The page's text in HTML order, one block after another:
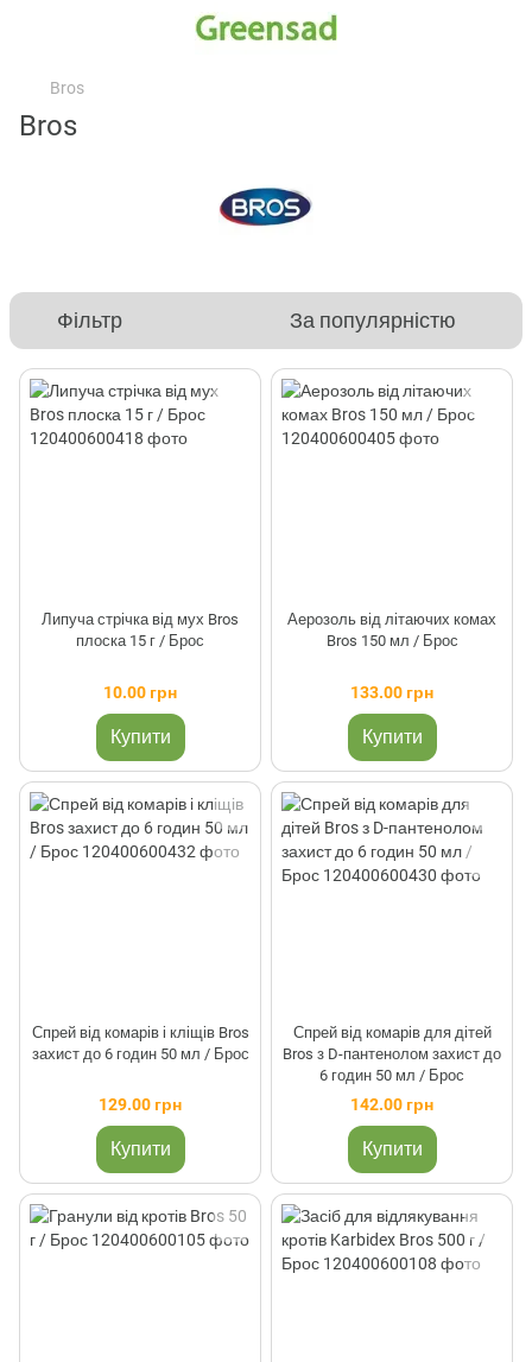
Bros
Bros
Фільтр За популярністю
Липуча стрічка від мух Bros
плоска 15 г / Брос
10.00 грн
Купити
Аерозоль від літаючих комах
Bros 150 мл / Брос
133.00 грн
Купити
Спрей від комарів і кліщів Bros
захист до 6 годин 50 мл / Брос
129.00 грн
Купити
Спрей від комарів для дітей
Bros з D-пантенолом захист до
6 годин 50 мл / Брос
142.00 грн
Купити